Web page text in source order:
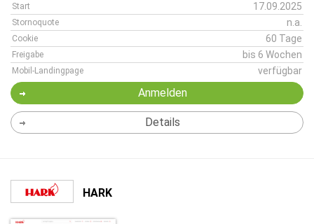
Start 17.09.2025
Stornoquote n.a.
Cookie 60 Tage
Freigabe bis 6 Wochen
Mobil-Landingpage verfügbar
Anmelden
Details
HARK